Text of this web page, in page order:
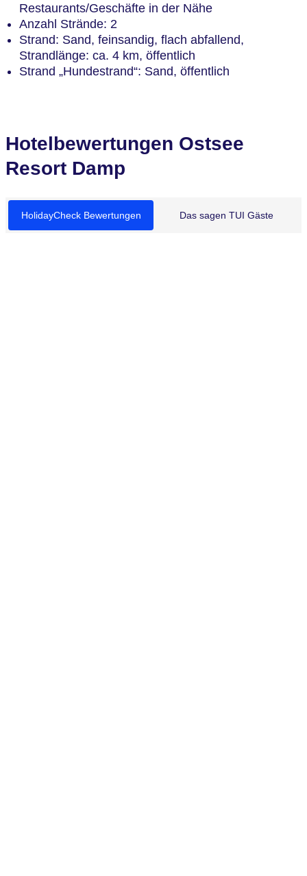
Restaurants/Geschäfte in der Nähe
Anzahl Strände: 2
Strand: Sand, feinsandig, flach abfallend,
Strandlänge: ca. 4 km, öffentlich
Strand „Hundestrand“: Sand, öffentlich
Hotelbewertungen Ostsee
Resort Damp
HolidayCheck Bewertungen Das sagen TUI Gäste